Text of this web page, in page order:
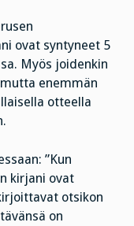
ovat syntyneet 5
Myös joidenkin
enemmän
otteella
”Kun
kirjani ovat
otsikon
on